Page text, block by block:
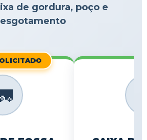
de gordura, poço e
esgotamento